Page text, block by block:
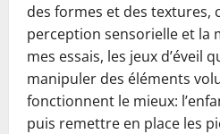
des formes et des textures,
perception sensorielle et la
mes essais, les jeux d’éveil
manipuler des éléments
fonctionnent le mieux:
puis remettre en place les